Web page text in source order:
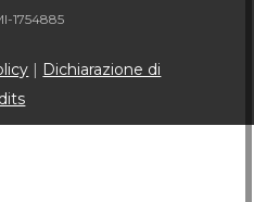
1754885
Dichiarazione di